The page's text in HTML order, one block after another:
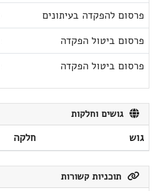
פרסום להפקדה בעיתונים
פרסום ביטול הפקדה
פרסום ביטול הפקדה
גושים וחלקות
גוש חלקה
תוכניות קשורות